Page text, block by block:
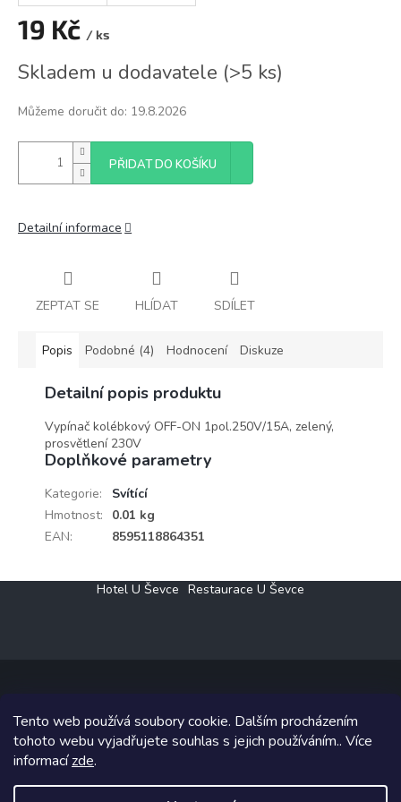
Tento web používá soubory cookie. Dalším procházením
tohoto webu vyjadřujete souhlas s jejich používáním.. Více
informacízde.
19 Kč / ks
cena:
Skladem u dodavatele (>5 ks)
Můžeme doručit do: 19.8.2026
PŘIDAT DO KOŠÍKU
Detailní informace
ZEPTAT SE HLÍDAT SDÍLET
Popis Podobné (4) Hodnocení Diskuze
Detailní popis produktu
Vypínač kolébkový OFF-ON 1pol.250V/15A, zelený,
prosvětlení 230V
Doplňkové parametry
Kategorie:
Svítící
Hmotnost:
0.01 kg
EAN: 8595118864351
Hotel U Ševce Restaurace U Ševce
Copyright 2026Elektro Klesný s.r.o.. Všechna práva vyhrazena.
Grafický návrh vytvořil a na Shoptet implementoval
Shoptetak.cz.